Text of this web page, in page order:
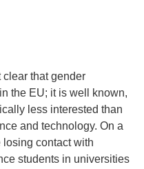
clear that gender
the EU; it is well known,
less interested than
and technology. On a
contact with
students in universities